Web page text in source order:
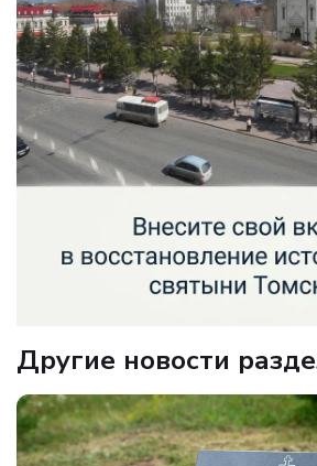
Другие новости